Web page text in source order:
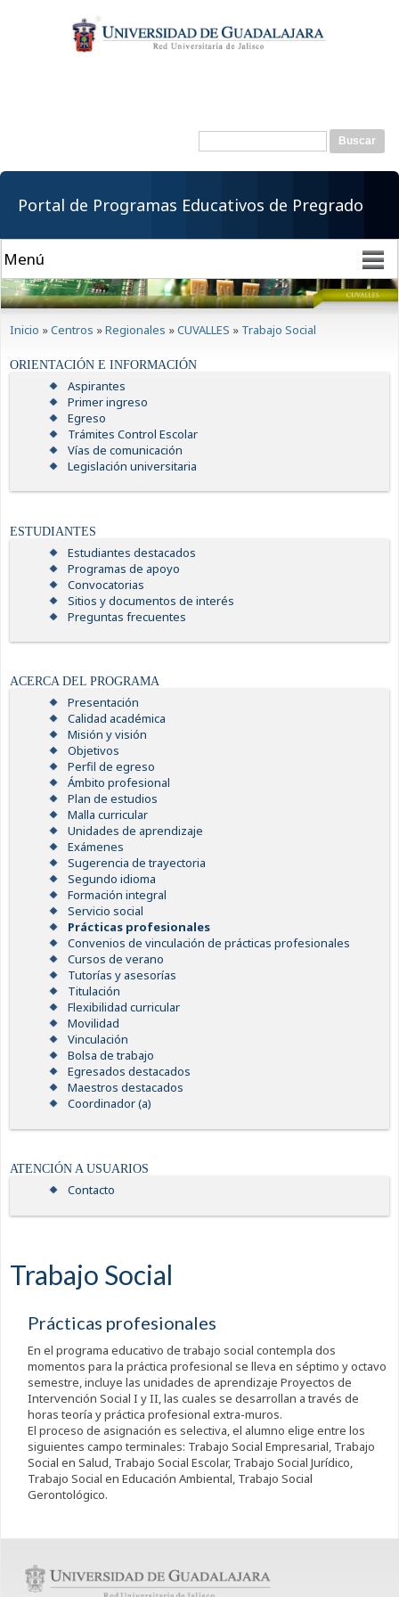
contenido
principal
Formulario de
Buscar
Portal de Programas Educativos de Pregrado
Inicio »Centros »Regionales »CUVALLES » Trabajo Social
ORIENTACIÓN E INFORMACIÓN
Aspirantes
Primer ingreso
Egreso
Trámites Control Escolar
Vías de comunicación
Legislación universitaria
ESTUDIANTES
Estudiantes destacados
Programas de apoyo
Convocatorias
Sitios y documentos de interés
Preguntas frecuentes
ACERCA DEL PROGRAMA
Presentación
Calidad académica
Misión y visión
Objetivos
Perfil de egreso
Ámbito profesional
Plan de estudios
Malla curricular
Unidades de aprendizaje
Exámenes
Sugerencia de trayectoria
Segundo idioma
Formación integral
Servicio social
Prácticas profesionales
Convenios de vinculación de prácticas profesionales
Cursos de verano
Tutorías y asesorías
Titulación
Flexibilidad curricular
Movilidad
Vinculación
Bolsa de trabajo
Egresados destacados
Maestros destacados
Coordinador (a)
ATENCIÓN A USUARIOS
Contacto
Trabajo Social
Prácticas profesionales
En el programa educativo de trabajo social contempla dos
momentos para la práctica profesional se lleva en séptimo y octavo
semestre, incluye las unidades de aprendizaje Proyectos de
Intervención Social I y II, las cuales se desarrollan a través de
horas teoría y práctica profesional extra-muros.
El proceso de asignación es selectiva, el alumno elige entre los
siguientes campo terminales: Trabajo Social Empresarial, Trabajo
Social en Salud, Trabajo Social Escolar, Trabajo Social Jurídico,
Trabajo Social en Educación Ambiental, Trabajo Social
Gerontológico.